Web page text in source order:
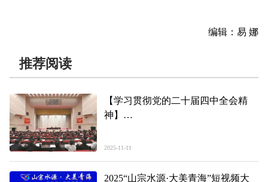
编辑：易 娜
推荐阅读
【学习贯彻党的二十届四中全会精
神】
央宣讲团报告会在西宁举行
川出席
2025-11-11
2025“山宗水源·大美青海”短视频大